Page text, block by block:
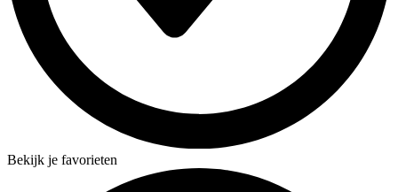
Bekijk je favorieten